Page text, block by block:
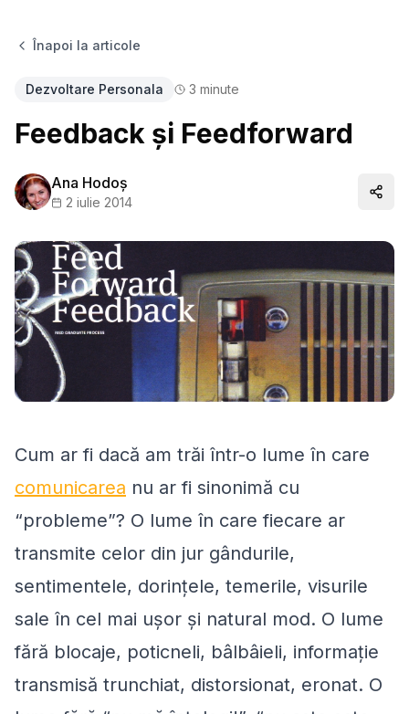
Înapoi la articole
Dezvoltare Personala 3 minute
Feedback şi Feedforward
Ana Hodoș
2 iulie 2014
Cum ar fi dacă am trăi într-o lume în care
comunicarea nu ar fi sinonimă cu
“probleme”? O lume în care fiecare ar
transmite celor din jur gândurile,
sentimentele, dorinţele, temerile, visurile
sale în cel mai uşor şi natural mod. O lume
fără blocaje, poticneli, bâlbâieli, informaţie
transmisă trunchiat, distorsionat, eronat. O